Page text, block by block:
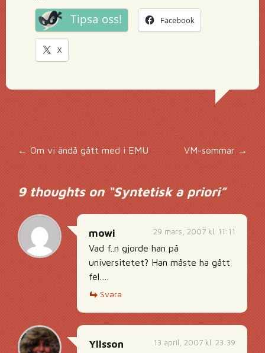
Tipsa oss! Facebook
X
Inläggsnavigering
← Om vi ändå gått med i EMU VM-sommar →
9 thoughts on “Syntetisk a priori”
29 mars, 2007 kl. 11:11
mowi
Vad f..n gjorde han på
universitetet? Han måste ha gått
fel….
Svara
13 april, 2007 kl. 23:39
Yllsson